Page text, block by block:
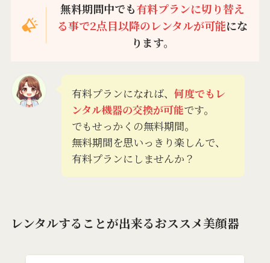
無料期間中でも有料プランに切り替え
る事で2点目以降のレンタルが可能にな
ります。
有料プランになれば、 何度でもレ
ンタル機器の交換が可能です。
でもせっかくの無料期間。
無料期間を思いっきり楽しんで、
有料プランにしませんか？
レンタルすることが出来るおススメ美顔器